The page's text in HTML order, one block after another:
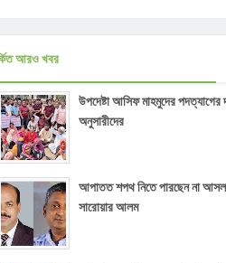
আরও খবর
উপদেষ্টা আসিফ মাহমুদের পদত্যাগের
অনুসারীদের
আপাতত শপথ নিতে পারছেন না
সারোয়ার আলম